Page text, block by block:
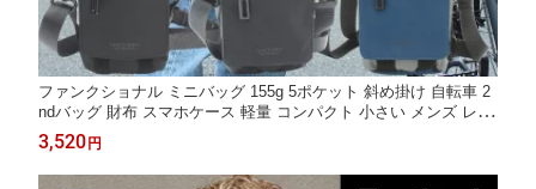
ファンクショナル ミニバッグ 155g 5ポケット 斜め掛け 自転車 2
ndバッグ 財布 スマホケース 軽量 コンパクト 小さい メンズ レデ
ィース ポケット 多め 斜めがけ 縦長 縦 ななめがけバック FUNCT
IONAL CURRY カレー RCB-079TI
3,520 円